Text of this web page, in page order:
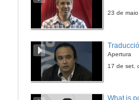
23 de
Apertura
17 de set.